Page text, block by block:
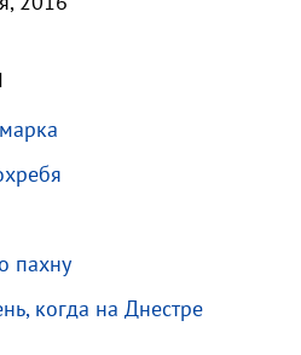
пахну
когда на Днестре